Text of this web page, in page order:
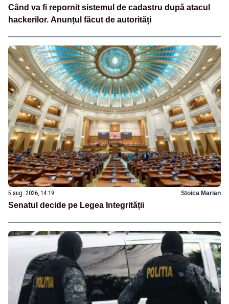
Când va fi repornit sistemul de cadastru după atacul
hackerilor. Anunțul făcut de autorități
5 aug. 2026, 14:19 Stoica Marian
Senatul decide pe Legea Integrității